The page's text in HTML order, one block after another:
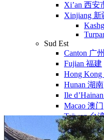
Xi’an 西安
Xinjiang 新
Sud Est
Canton 广州
Fujian 福建
Hong Kong
Hunan 湖南
Ile
Macao 澳门
Taïwan 台
Shenzhen
Sud Ouest